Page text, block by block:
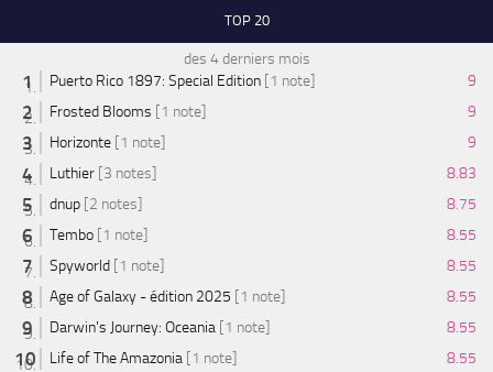
TOP 20
des 4 derniers mois
Puerto Rico 1897: Special Edition [1 note]
9
Frosted Blooms [1 note]
9
Horizonte [1 note]
9
Luthier [3 notes]
8.83
dnup [2 notes]
8.75
Tembo [1 note]
8.55
Spyworld [1 note]
8.55
Age of Galaxy - édition 2025 [1 note]
8.55
Darwin's Journey: Oceania [1 note]
8.55
Life of The Amazonia [1 note]
8.55